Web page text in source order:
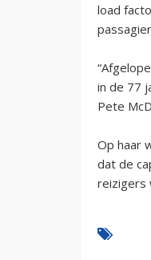
load
in de 77
Pete
Op haar
dat de
reizigers